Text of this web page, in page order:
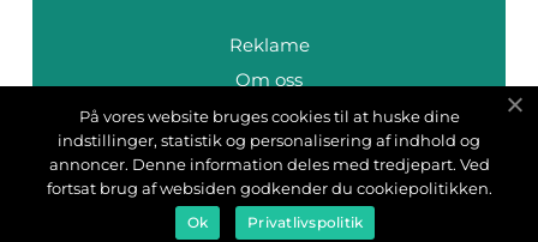
Reklame
Om oss
Cookies
Kontakt Oss
Sitemap
På vores website bruges cookies til at huske dine
indstillinger, statistik og personalisering af indhold og
annoncer. Denne information deles med tredjepart. Ved
fortsat brug af websiden godkender du cookiepolitikken.
Ok Privatlivspolitik